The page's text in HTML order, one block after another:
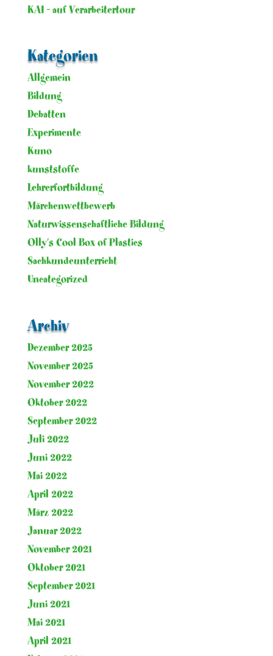
KAI – auf Verarbeitertour
Kategorien
Allgemein
Bildung
Debatten
Experimente
Kuno
kunststoffe
Lehrerfortbildung
Märchenwettbewerb
Naturwissenschaftliche Bildung
Olly's Cool Box of Plastics
Sachkundeunterricht
Uncategorized
Archiv
Dezember 2025
November 2025
November 2022
Oktober 2022
September 2022
Juli 2022
Juni 2022
Mai 2022
April 2022
März 2022
Januar 2022
November 2021
Oktober 2021
September 2021
Juni 2021
Mai 2021
April 2021